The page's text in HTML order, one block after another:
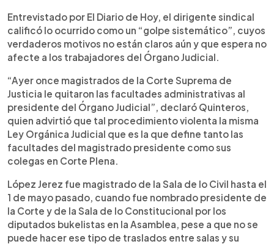
Entrevistado por El Diario de Hoy, el dirigente sindical
calificó lo ocurrido como un “golpe sistemático”, cuyos
verdaderos motivos no están claros aún y que espera no
afecte a los trabajadores del Órgano Judicial.
“Ayer once magistrados de la Corte Suprema de
Justicia le quitaron las facultades administrativas al
presidente del Órgano Judicial”, declaró Quinteros,
quien advirtió que tal procedimiento violenta la misma
Ley Orgánica Judicial que es la que define tanto las
facultades del magistrado presidente como sus
colegas en Corte Plena.
López Jerez fue magistrado de la Sala de lo Civil hasta el
1 de mayo pasado, cuando fue nombrado presidente de
la Corte y de la Sala de lo Constitucional por los
diputados bukelistas en la Asamblea, pese a que no se
puede hacer ese tipo de traslados entre salas y su